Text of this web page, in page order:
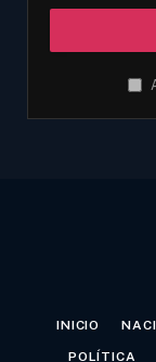
INICIO
POLÍTICA